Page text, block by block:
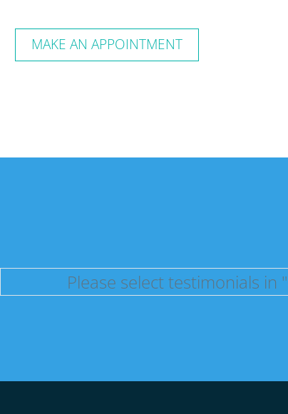
MAKE AN APPOINTMENT
Please select testimonials in